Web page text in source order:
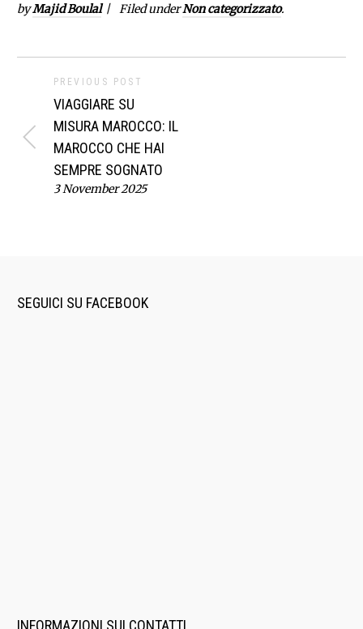
byMajid Boulal Filed underNon categorizzato.
PREVIOUS POST
VIAGGIARE SU
MISURA MAROCCO: IL
MAROCCO CHE HAI
SEMPRE SOGNATO
3 November 2025
SEGUICI SU FACEBOOK